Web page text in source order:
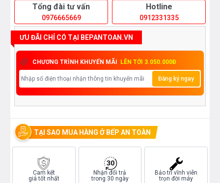
Tổng đài tư vấn
0976665669
Hotline
0912331335
ƯU ĐÃI CHỈ CÓ TẠI BEPANTOAN.VN
CHƯƠNG TRÌNH KHUYẾN MÃI LÊN TỚI 3.050.000Đ
Đăng ký ngay
TẠI SAO MUA HÀNG Ở BẾP AN TOÀN
Cam kết
giá tốt nhất
Nhận đổi trả
trong 30 ngày
Bảo trì vĩnh viễn
trọn đời máy